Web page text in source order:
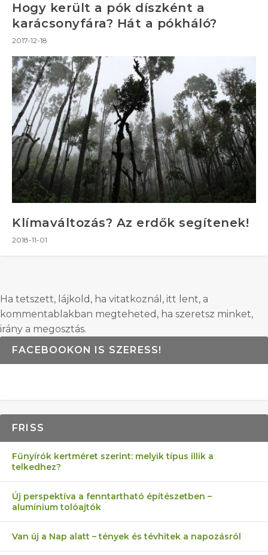
Hogy került a pók díszként a
karácsonyfára? Hát a pókháló?
2017-12-18
Klímaváltozás? Az erdők segítenek!
2018-11-01
Ha tetszett, lájkold, ha vitatkoznál, itt lent, a
kommentablakban megteheted, ha szeretsz minket,
irány a megosztás.
FACEBOOKON IS SZERESS!
FRISS
Fűnyírók kertméret szerint: melyik típus illik a
telkedhez?
Új perspektíva a fenntartható építészetben –
alumínium tolóajtók
Van új a Nap alatt – tények és tévhitek a napozásról